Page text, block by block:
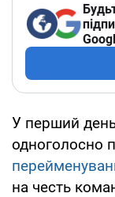
У перший день
одноголосно
на честь